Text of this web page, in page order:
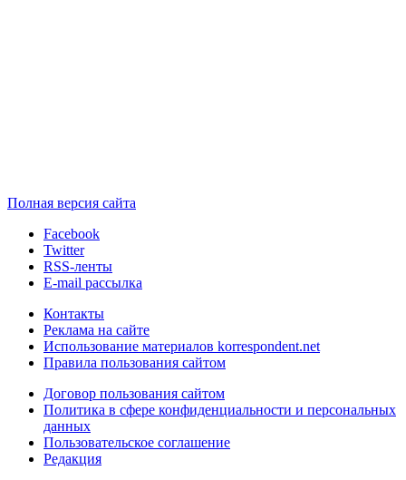
Полная версия сайта
Facebook
Twitter
RSS-ленты
E-mail рассылка
Контакты
Реклама на сайте
Использование материалов korrespondent.net
Правила пользования сайтом
Договор пользования сайтом
Политика в сфере конфиденциальности и персональных
данных
Пользовательское соглашение
Редакция